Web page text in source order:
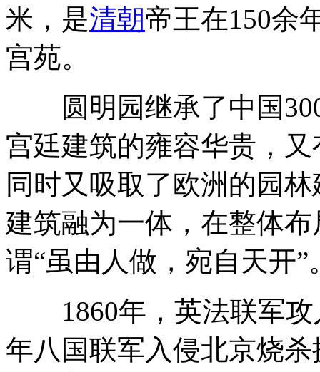
米，是清朝帝王在150余
宫苑。
圆明园继承了中国
宫廷建筑的雍容华贵，
同时又吸取了欧洲的园
建筑融为一体，在整体
谓“虽由人做，宛自天开”
1860年，英法联军攻
年八国联军入侵北京烧杀